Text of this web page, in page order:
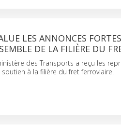
LES ANNONCES
DE LA FILIÈRE DU
des Transports a reçu les
à la filière du fret ferroviaire.